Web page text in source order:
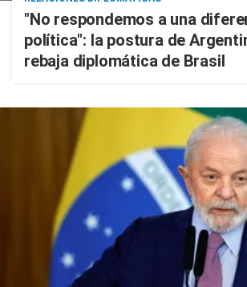
"No respondemos a una
política": la postura de
rebaja diplomática de Brasil